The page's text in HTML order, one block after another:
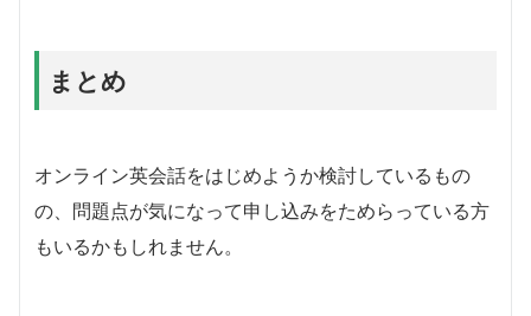
まとめ
オンライン英会話をはじめようか検討しているもの
の、問題点が気になって申し込みをためらっている方
もいるかもしれません。